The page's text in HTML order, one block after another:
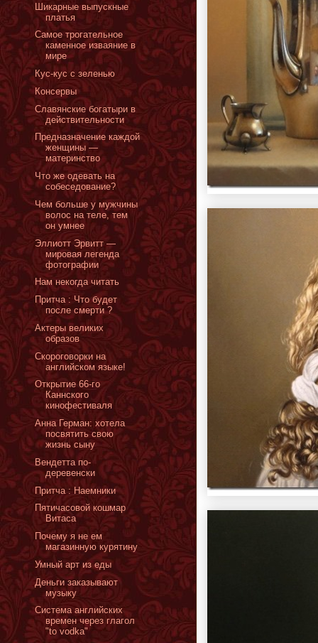
Шикарные выпускные
платья
Cамое трогательное
каменное изваяние в
мире
Кус-кус с зеленью
Консервы
Славянские богатыри в
действительности
Предназначение каждой
женщины —
материнство
Что же одевать на
собеседование?
Чем больше у мужчины
волос на теле, тем
он умнее
Эллиотт Эрвитт —
мировая легенда
фотографии
Нам некогда читать
Притча : Что будет
после смерти ?
Актеры великих
образов
Скороговорки на
английском языке!
Открытие 66-го
Каннского
кинофестиваля
Анна Герман: хотела
посвятить свою
жизнь сыну
Вендетта по-
деревенски
Притча : Наемники
Пятичасовой кошмар
Витаса
Почему я не ем
магазинную курятину
Умный арт из еды
Деньги заказывают
музыку
Система английских
времен через глагол
"to vodka"